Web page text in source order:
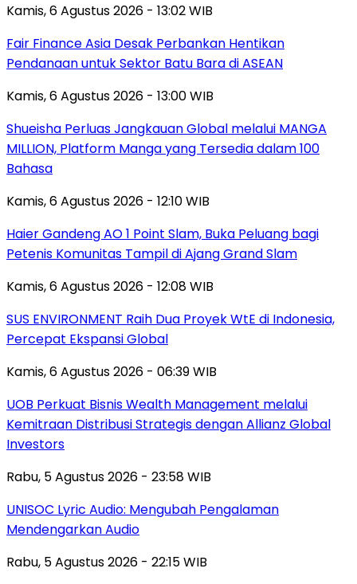
Kamis, 6 Agustus 2026 - 13:02 WIB
Fair Finance Asia Desak Perbankan Hentikan
Pendanaan untuk Sektor Batu Bara di ASEAN
Kamis, 6 Agustus 2026 - 13:00 WIB
Shueisha Perluas Jangkauan Global melalui MANGA
MILLION, Platform Manga yang Tersedia dalam 100
Bahasa
Kamis, 6 Agustus 2026 - 12:10 WIB
Haier Gandeng AO 1 Point Slam, Buka Peluang bagi
Petenis Komunitas Tampil di Ajang Grand Slam
Kamis, 6 Agustus 2026 - 12:08 WIB
SUS ENVIRONMENT Raih Dua Proyek WtE di Indonesia,
Percepat Ekspansi Global
Kamis, 6 Agustus 2026 - 06:39 WIB
UOB Perkuat Bisnis Wealth Management melalui
Kemitraan Distribusi Strategis dengan Allianz Global
Investors
Rabu, 5 Agustus 2026 - 23:58 WIB
UNISOC Lyric Audio: Mengubah Pengalaman
Mendengarkan Audio
Rabu, 5 Agustus 2026 - 22:15 WIB